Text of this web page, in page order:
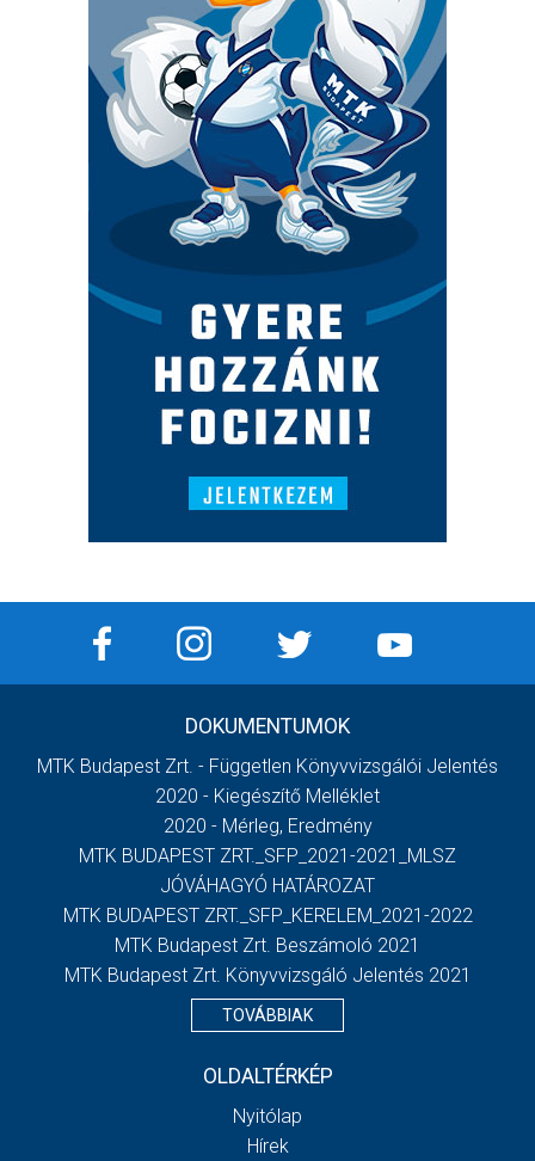
DOKUMENTUMOK
MTK Budapest Zrt. - Független Könyvvizsgálói Jelentés
2020 - Kiegészítő Melléklet
2020 - Mérleg, Eredmény
MTK BUDAPEST ZRT._SFP_2021-2021_MLSZ
JÓVÁHAGYÓ HATÁROZAT
MTK BUDAPEST ZRT._SFP_KERELEM_2021-2022
MTK Budapest Zrt. Beszámoló 2021
MTK Budapest Zrt. Könyvvizsgáló Jelentés 2021
TOVÁBBIAK
OLDALTÉRKÉP
Nyitólap
Hírek